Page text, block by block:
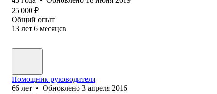
25 000 ₽
Общий опыт
13 лет 6 месяцев
Помощник руководителя
66 лет • Обновлено 3 апреля 2016